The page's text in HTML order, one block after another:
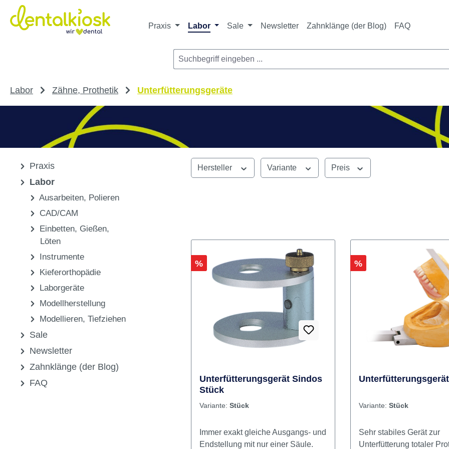
Hauptinhalt springen
Zur Suche springen
Zur Hauptnavigation springen
Praxis Labor Sale Newsletter Zahnklänge (der Blog) FAQ
Labor Zähne, Prothetik Unterfütterungsgeräte
Praxis
Labor
Ausarbeiten, Polieren
CAD/CAM
Einbetten, Gießen,
Löten
Instrumente
Kieferorthopädie
Laborgeräte
Modellherstellung
Modellieren, Tiefziehen
Sale
Newsletter
Zahnklänge (der Blog)
FAQ
Hersteller Variante Preis
Rabatt
%
Unterfütterungsgerät Sindos
Stück
Variante: Stück
Immer exakt gleiche Ausgangs- und
Endstellung mit nur einer Säule.
Rabatt
%
Variante: Stück
Sehr stabiles Gerät zur
Unterfütterung totaler